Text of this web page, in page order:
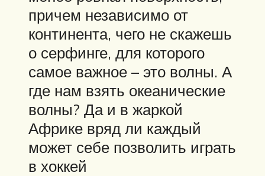
причем независимо от
континента, чего не скажешь
о серфинге, для которого
самое важное – это волны. А
где нам взять океанические
волны? Да и в жаркой
Африке вряд ли каждый
может себе позволить играть
в хоккей